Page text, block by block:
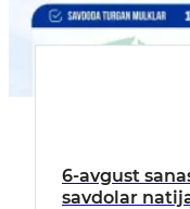
6-avgust
savdolar